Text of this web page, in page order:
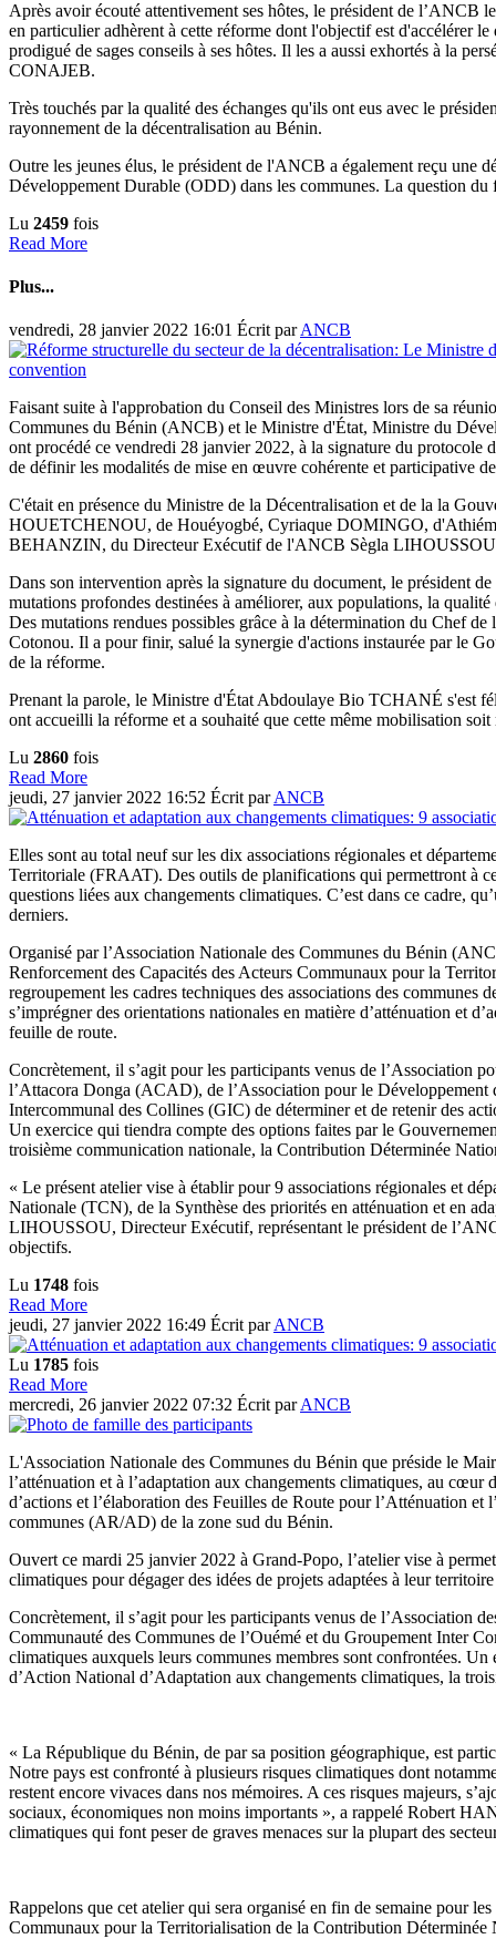
Après avoir écouté attentivement ses hôtes, le président de
en particulier adhèrent à cette réforme dont l'objectif est d'accélérer
prodigué de sages conseils à ses hôtes. Il les a aussi exhortés à la
CONAJEB.
Très touchés par la qualité des échanges qu'ils ont eus avec le
rayonnement de la décentralisation au Bénin.
Outre les jeunes élus, le président de l'ANCB a également reçu une
Développement Durable (ODD) dans les communes. La question
Lu 2459 fois
Read More
Plus...
vendredi, 28 janvier 2022 16:01 Écrit parANCB
Faisant suite à l'approbation du Conseil des Ministres lors de sa
Communes du Bénin (ANCB) et le Ministre d'État, Ministre du
ont procédé ce vendredi 28 janvier 2022, à la signature du protocole
de définir les modalités de mise en œuvre cohérente et participative
C'était en présence du Ministre de la Décentralisation et de la la
HOUETCHENOU, de Houéyogbé, Cyriaque DOMINGO,
BEHANZIN, du Directeur Exécutif de l'ANCB Sègla LIHOUSSOU
Dans son intervention après la signature du document, le président
mutations profondes destinées à améliorer, aux populations, la
Des mutations rendues possibles grâce à la détermination du Chef
Cotonou. Il a pour finir, salué la synergie d'actions instaurée par le
de la réforme.
Prenant la parole, le Ministre d'État Abdoulaye Bio TCHANÉ s'est
ont accueilli la réforme et a souhaité que cette même mobilisation
Lu 2860 fois
Read More
jeudi, 27 janvier 2022 16:52 Écrit parANCB
Elles sont au total neuf sur les dix associations régionales et
Territoriale (FRAAT). Des outils de planifications qui permettront à
questions liées aux changements climatiques. C’est dans ce cadre,
derniers.
Organisé par l’Association Nationale des Communes du Bénin
Renforcement des Capacités des Acteurs Communaux pour la
regroupement les cadres techniques des associations des
s’imprégner des orientations nationales en matière d’atténuation et
feuille de route.
Concrètement, il s’agit pour les participants venus de l’Association
l’Attacora Donga (ACAD), de l’Association pour le
Intercommunal des Collines (GIC) de déterminer et de retenir des
Un exercice qui tiendra compte des options faites par le
troisième communication nationale, la Contribution Déterminée
« Le présent atelier vise à établir pour 9 associations régionales et
Nationale (TCN), de la Synthèse des priorités en atténuation et en
LIHOUSSOU, Directeur Exécutif, représentant le président de
objectifs.
Lu 1748 fois
Read More
jeudi, 27 janvier 2022 16:49 Écrit parANCB
Lu 1785 fois
Read More
mercredi, 26 janvier 2022 07:32 Écrit parANCB
L'Association Nationale des Communes du Bénin que préside le
l’atténuation et à l’adaptation aux changements climatiques, au
d’actions et l’élaboration des Feuilles de Route pour l’Atténuation
communes (AR/AD) de la zone sud du Bénin.
Ouvert ce mardi 25 janvier 2022 à Grand-Popo, l’atelier vise à
climatiques pour dégager des idées de projets adaptées à leur
Concrètement, il s’agit pour les participants venus de
Communauté des Communes de l’Ouémé et du Groupement Inter
climatiques auxquels leurs communes membres sont confrontées.
d’Action National d’Adaptation aux changements climatiques, la
« La République du Bénin, de par sa position géographique, est
Notre pays est confronté à plusieurs risques climatiques dont
restent encore vivaces dans nos mémoires. A ces risques majeurs,
sociaux, économiques non moins importants », a rappelé Robert
climatiques qui font peser de graves menaces sur la plupart des
Rappelons que cet atelier qui sera organisé en fin de semaine pour
Communaux pour la Territorialisation de la Contribution